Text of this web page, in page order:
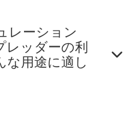
レーション
レッダーの利
な用途に適し